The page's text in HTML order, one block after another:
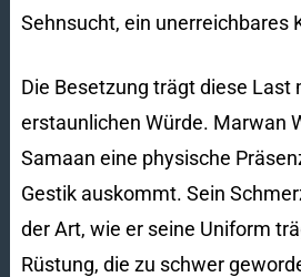
Sehnsucht, ein unerreichbares
Die Besetzung trägt diese Last
erstaunlichen Würde. Marwan
Samaan eine physische
Gestik auskommt. Sein
der Art, wie er seine Uniform
Rüstung, die zu schwer